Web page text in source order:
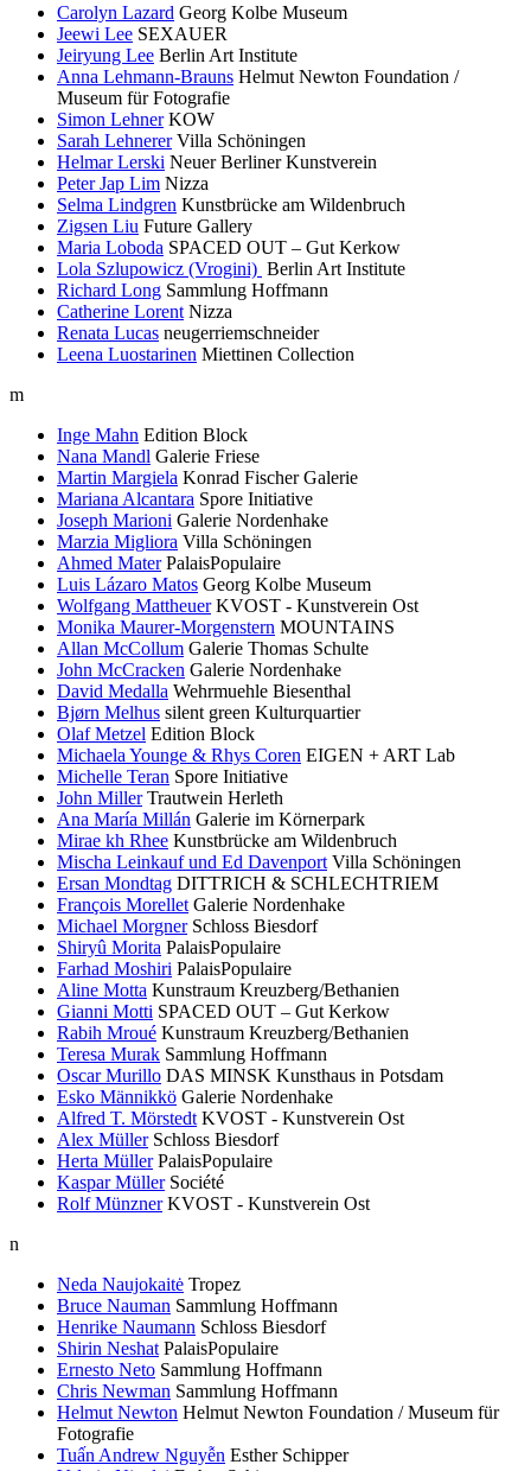
Carolyn Lazard Georg Kolbe Museum
Jeewi Lee SEXAUER
Jeiryung Lee Berlin Art Institute
Anna Lehmann-Brauns Helmut Newton Foundation /
Museum für Fotografie
Simon Lehner KOW
Sarah Lehnerer Villa Schöningen
Helmar Lerski Neuer Berliner Kunstverein
Peter Jap Lim Nizza
Selma Lindgren Kunstbrücke am Wildenbruch
Zigsen Liu Future Gallery
Maria Loboda SPACED OUT – Gut Kerkow
Lola Szlupowicz (Vrogini) Berlin Art Institute
Richard Long Sammlung Hoffmann
Catherine Lorent Nizza
Renata Lucas neugerriemschneider
Leena Luostarinen Miettinen Collection
m
Inge Mahn Edition Block
Nana Mandl Galerie Friese
Martin Margiela Konrad Fischer Galerie
Mariana Alcantara Spore Initiative
Joseph Marioni Galerie Nordenhake
Marzia Migliora Villa Schöningen
Ahmed Mater PalaisPopulaire
Luis Lázaro Matos Georg Kolbe Museum
Wolfgang Mattheuer KVOST - Kunstverein Ost
Monika Maurer-Morgenstern MOUNTAINS
Allan McCollum Galerie Thomas Schulte
John McCracken Galerie Nordenhake
David Medalla Wehrmuehle Biesenthal
Bjørn Melhus silent green Kulturquartier
Olaf Metzel Edition Block
Michaela Younge & Rhys Coren EIGEN + ART Lab
Michelle Teran Spore Initiative
John Miller Trautwein Herleth
Ana María Millán Galerie im Körnerpark
Mirae kh Rhee Kunstbrücke am Wildenbruch
Mischa Leinkauf und Ed Davenport Villa Schöningen
Ersan Mondtag DITTRICH & SCHLECHTRIEM
François Morellet Galerie Nordenhake
Michael Morgner Schloss Biesdorf
Shiryû Morita PalaisPopulaire
Farhad Moshiri PalaisPopulaire
Aline Motta Kunstraum Kreuzberg/Bethanien
Gianni Motti SPACED OUT – Gut Kerkow
Rabih Mroué Kunstraum Kreuzberg/Bethanien
Teresa Murak Sammlung Hoffmann
Oscar Murillo DAS MINSK Kunsthaus in Potsdam
Esko Männikkö Galerie Nordenhake
Alfred T. Mörstedt KVOST - Kunstverein Ost
Alex Müller Schloss Biesdorf
Herta Müller PalaisPopulaire
Kaspar Müller Société
Rolf Münzner KVOST - Kunstverein Ost
n
Neda Naujokaitė Tropez
Bruce Nauman Sammlung Hoffmann
Henrike Naumann Schloss Biesdorf
Shirin Neshat PalaisPopulaire
Ernesto Neto Sammlung Hoffmann
Chris Newman Sammlung Hoffmann
Helmut Newton Helmut Newton Foundation / Museum für
Fotografie
Tuấn Andrew Nguyễn Esther Schipper